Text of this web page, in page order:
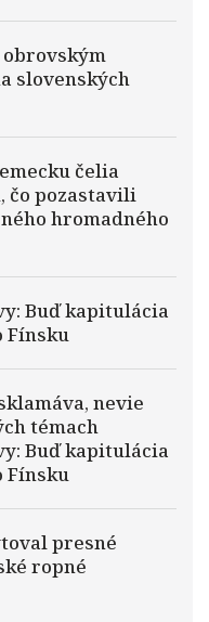
slovenských
čelia
pozastavili
hromadného
Buď kapitulácia
Fínsku
nevie
témach
Buď kapitulácia
Fínsku
presné
ropné